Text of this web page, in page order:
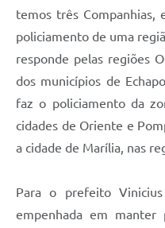
temos três Companhias,
policiamento de uma
responde pelas regiões
dos municípios de
faz o policiamento da
cidades de Oriente e
a cidade de Marília, nas
Para o prefeito
empenhada em manter